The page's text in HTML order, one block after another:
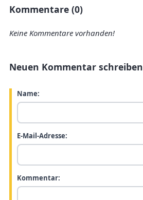
Kommentare (0)
Keine Kommentare vorhanden!
Neuen Kommentar schreiben
Name:
E-Mail-Adresse:
Kommentar: